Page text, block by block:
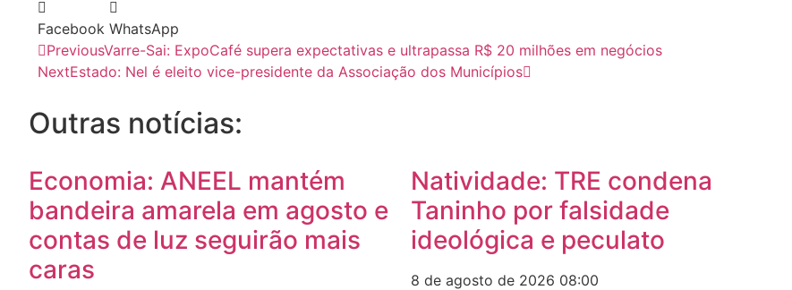
Facebook WhatsApp
PreviousVarre-Sai: ExpoCafé supera expectativas e ultrapassa R$ 20 milhões em negócios
NextEstado: Nel é eleito vice-presidente da Associação dos Municípios
Outras notícias:
Economia: ANEEL mantém
bandeira amarela em agosto e
contas de luz seguirão mais
caras
Natividade: TRE condena
Taninho por falsidade
ideológica e peculato
8 de agosto de 2026 08:00